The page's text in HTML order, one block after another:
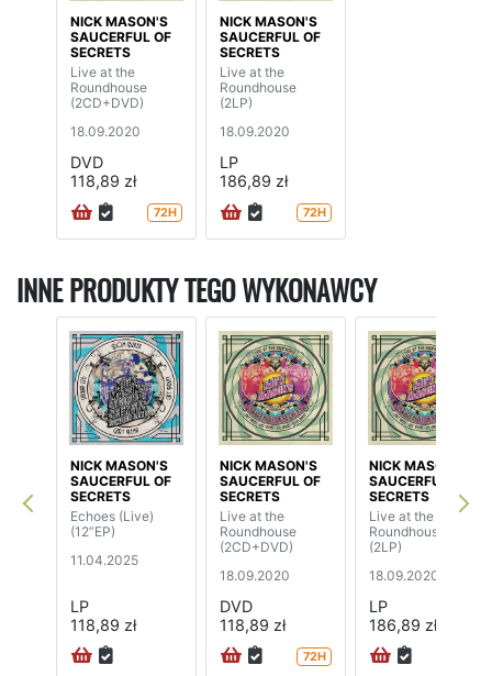
NICK MASON'S
SAUCERFUL OF
SECRETS
Live at the
Roundhouse
(2CD+DVD)
18.09.2020
DVD
118,89 zł
72H
NICK MASON'S
SAUCERFUL OF
SECRETS
Live at the
Roundhouse
(2LP)
18.09.2020
LP
186,89 zł
72H
INNE PRODUKTY TEGO WYKONAWCY
NICK MASON'S
SAUCERFUL OF
SECRETS
Echoes (Live)
(12”EP)
11.04.2025
LP
118,89 zł
NICK MASON'S
SAUCERFUL OF
SECRETS
Live at the
Roundhouse
(2CD+DVD)
18.09.2020
DVD
118,89 zł
72H
NICK MASON'S
SAUCERFUL OF
SECRETS
Live at the
Roundhouse
(2LP)
18.09.2020
LP
186,89 zł